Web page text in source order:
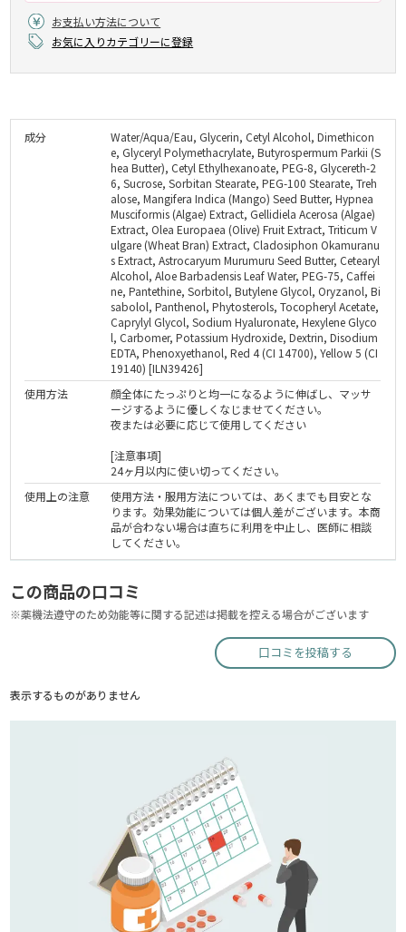
お支払い方法について
お気に入りカテゴリーに登録
成分
Water/Aqua/Eau, Glycerin, Cetyl Alcohol, Dimethicon
e, Glyceryl Polymethacrylate, Butyrospermum Parkii (S
hea Butter), Cetyl Ethylhexanoate, PEG-8, Glycereth-2
6, Sucrose, Sorbitan Stearate, PEG-100 Stearate, Treh
alose, Mangifera Indica (Mango) Seed Butter, Hypnea
Musciformis (Algae) Extract, Gellidiela Acerosa (Algae)
Extract, Olea Europaea (Olive) Fruit Extract, Triticum V
ulgare (Wheat Bran) Extract, Cladosiphon Okamuranu
s Extract, Astrocaryum Murumuru Seed Butter, Cetearyl
Alcohol, Aloe Barbadensis Leaf Water, PEG-75, Caffei
ne, Pantethine, Sorbitol, Butylene Glycol, Oryzanol, Bi
sabolol, Panthenol, Phytosterols, Tocopheryl Acetate,
Caprylyl Glycol, Sodium Hyaluronate, Hexylene Glyco
l, Carbomer, Potassium Hydroxide, Dextrin, Disodium
EDTA, Phenoxyethanol, Red 4 (CI 14700), Yellow 5 (CI
19140) [ILN39426]
使用方法
顔全体にたっぷりと均一になるように伸ばし、マッサ
ージするように優しくなじませてください。
夜または必要に応じて使用してください
[注意事項]
24ヶ月以内に使い切ってください。
使用上の注意
使用方法・服用方法については、あくまでも目安とな
ります。効果効能については個人差がございます。本商
品が合わない場合は直ちに利用を中止し、医師に相談
してください。
この商品の口コミ
※薬機法遵守のため効能等に関する記述は掲載を控える場合がございます
口コミを投稿する
表示するものがありません